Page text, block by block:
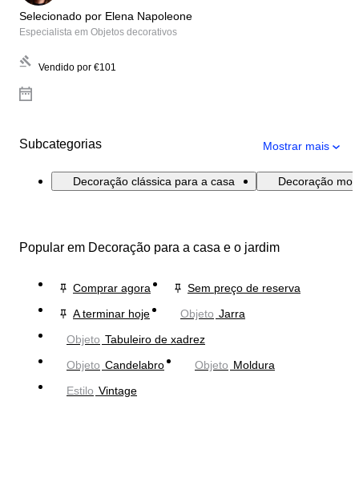
Selecionado por Elena Napoleone
Especialista em Objetos decorativos
Vendido por €101
Subcategorias Mostrar mais
Decoração clássica para a casa Decoração
Popular em Decoração para a casa e o jardim
Comprar agora
Sem preço de reserva
A terminar hoje
Objeto Jarra
Objeto Tabuleiro de xadrez
Objeto Candelabro Objeto Moldura
Estilo Vintage